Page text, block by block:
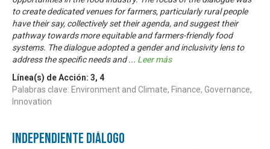
to create dedicated venues for farmers, particularly rural people
have their say, collectively set their agenda, and suggest their
pathway towards more equitable and farmers-friendly food
systems. The dialogue adopted a gender and inclusivity lens to
address the specific needs and... Leer más
Línea(s) de Acción: 3, 4
Palabras clave: Environment and Climate, Finance, Governance,
Innovation
Independiente Diálogo